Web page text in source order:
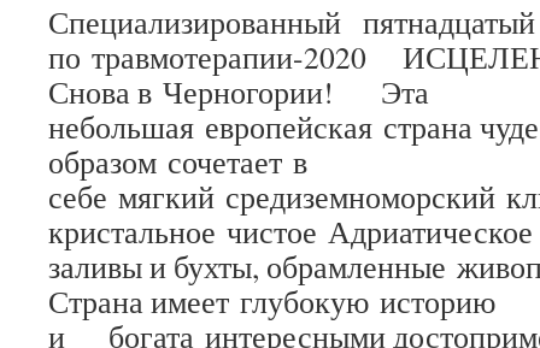
Специализированный
по травмотерапии-2020
Снова в Черногории! Эта
небольшая европейская страна
образом сочетает в
себе мягкий средиземноморский
кристальное чистое
заливы и бухты, обрамленные
Страна имеет глубокую историю
и богата интересными